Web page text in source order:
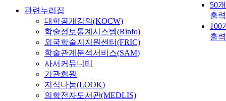
50
출력
100
출력
관련누리집
대학공개강의(KOCW)
학술정보통계시스템(Rinfo)
외국학술지지원센터(FRIC)
학술관계분석서비스(SAM)
사서커뮤니티
기관회원
지식나눔(LOOK)
의학전자도서관(MEDLIS)